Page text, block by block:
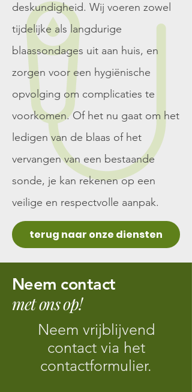
deskundigheid. Wij voeren zowel
tijdelijke als langdurige
blaassondages uit aan huis, en
zorgen voor een hygiënische
opvolging om complicaties te
voorkomen. Of het nu gaat om het
ledigen van de blaas of het
vervangen van een bestaande
sonde, je kan rekenen op een
veilige en respectvolle aanpak.
terug naar onze diensten
Neem contact
met ons op!
Neem vrijblijvend
contact via het
contactformulier.